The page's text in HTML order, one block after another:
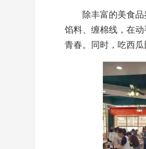
除丰富的美食
馅料、缠棉线，在
青春。同时，吃西